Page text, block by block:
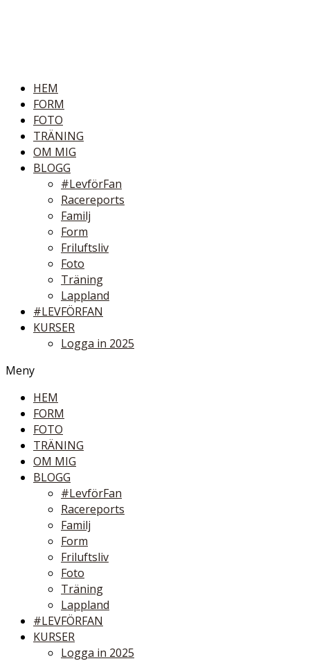
HEM
FORM
FOTO
TRÄNING
OM MIG
BLOGG
#LevförFan
Racereports
Familj
Form
Friluftsliv
Foto
Träning
Lappland
#LEVFÖRFAN
KURSER
Logga in 2025
Meny
HEM
FORM
FOTO
TRÄNING
OM MIG
BLOGG
#LevförFan
Racereports
Familj
Form
Friluftsliv
Foto
Träning
Lappland
#LEVFÖRFAN
KURSER
Logga in 2025